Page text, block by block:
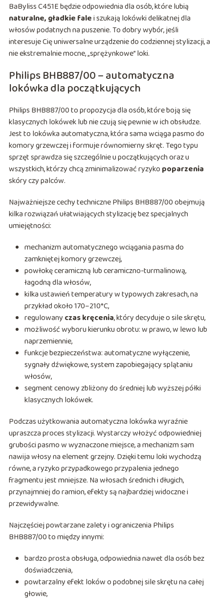
BaByliss C451E będzie odpowiednia dla osób, które lubią
naturalne, gładkie falei szukają lokówki delikatnej dla
włosów podatnych na puszenie. To dobry wybór, jeśli
interesuje Cię uniwersalne urządzenie do codziennej stylizacji, a
nie ekstremalnie mocne, „sprężynkowe” loki.
Philips BHB887/00 – automatyczna
lokówka dla początkujących
Philips BHB887/00 to propozycja dla osób, które boją się
klasycznych lokówek lub nie czują się pewnie w ich obsłudze.
Jest to lokówka automatyczna, która sama wciąga pasmo do
komory grzewczej i formuje równomierny skręt. Tego typu
sprzęt sprawdza się szczególnie u początkujących oraz u
wszystkich, którzy chcą zminimalizować ryzyko poparzenia
skóry czy palców.
Najważniejsze cechy techniczne Philips BHB887/00 obejmują
kilka rozwiązań ułatwiających stylizację bez specjalnych
umiejętności:
mechanizm automatycznego wciągania pasma do
zamkniętej komory grzewczej,
powłokę ceramiczną lub ceramiczno-turmalinową,
łagodną dla włosów,
kilka ustawień temperatury w typowych zakresach, na
przykład około 170–210°C,
regulowany czas kręcenia, który decyduje o sile skrętu,
możliwość wyboru kierunku obrotu: w prawo, w lewo lub
naprzemiennie,
funkcje bezpieczeństwa: automatyczne wyłączenie,
sygnały dźwiękowe, system zapobiegający splątaniu
włosów,
segment cenowy zbliżony do średniej lub wyższej półki
klasycznych lokówek.
Podczas użytkowania automatyczna lokówka wyraźnie
upraszcza proces stylizacji. Wystarczy włożyć odpowiedniej
grubości pasmo w wyznaczone miejsce, a mechanizm sam
nawija włosy na element grzejny. Dzięki temu loki wychodzą
równe, a ryzyko przypadkowego przypalenia jednego
fragmentu jest mniejsze. Na włosach średnich i długich,
przynajmniej do ramion, efekty są najbardziej widoczne i
przewidywalne.
Najczęściej powtarzane zalety i ograniczenia Philips
BHB887/00 to między innymi:
bardzo prosta obsługa, odpowiednia nawet dla osób bez
doświadczenia,
powtarzalny efekt loków o podobnej sile skrętu na całej
głowie,